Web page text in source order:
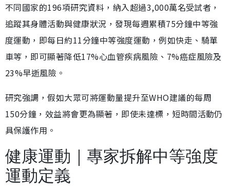
不同國家的196項研究資料，納入超過3,000萬名受試者，
追蹤其身體活動與健康狀況，發現每週累積75分鐘中等強
度運動，即每日約11分鐘中等強度運動，例如快走、騎單
車等，即可顯著降低17%心血管疾病風險、7%癌症風險及
23%早逝風險。
研究強調，假如大眾可將運動量提升至WHO建議的每周
150分鐘，效益將會更為顯著，即使未達標，短時間活動仍
具保護作用。
健康運動｜專家拆解中等強度
運動定義